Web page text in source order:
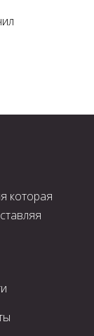
которая